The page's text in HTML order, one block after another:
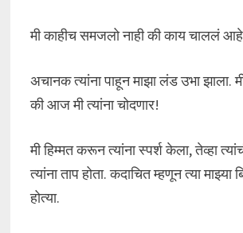
मी काहीच समजलो नाही की काय चाललं
अचानक त्यांना पाहून माझा लंड उभा झाला.
की आज मी त्यांना चोदणार!
मी हिम्मत करून त्यांना स्पर्श केला, तेव्हा
त्यांना ताप होता. कदाचित म्हणून त्या माझ्या
होत्या.